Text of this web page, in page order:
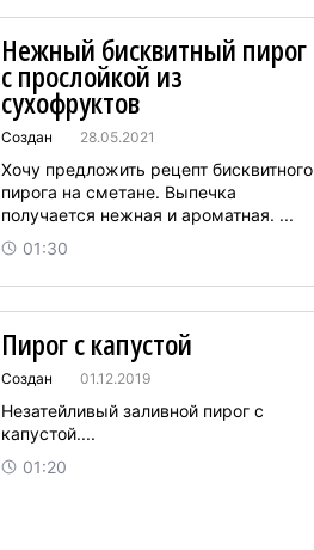
Нежный бисквитный пирог
с прослойкой из
сухофруктов
Создан 28.05.2021
01:30
Хочу предложить рецепт бисквитного
пирога на сметане. Выпечка
получается нежная и ароматная. ...
Пирог с капустой
Создан 01.12.2019
01:20
Незатейливый заливной пирог с
капустой....